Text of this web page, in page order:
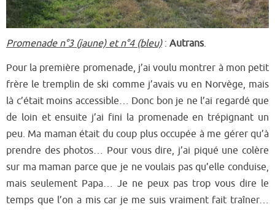
Promenade n°3 (jaune) et n°4 (bleu): Autrans.
Pour la première promenade, j’ai voulu montrer à mon petit
frère le tremplin de ski comme j’avais vu en Norvège, mais
là c’était moins accessible… Donc bon je ne l’ai regardé que
de loin et ensuite j’ai fini la promenade en trépignant un
peu. Ma maman était du coup plus occupée à me gérer qu’à
prendre des photos… Pour vous dire, j’ai piqué une colère
sur ma maman parce que je ne voulais pas qu’elle conduise,
mais seulement Papa… Je ne peux pas trop vous dire le
temps que l’on a mis car je me suis vraiment fait traîner…